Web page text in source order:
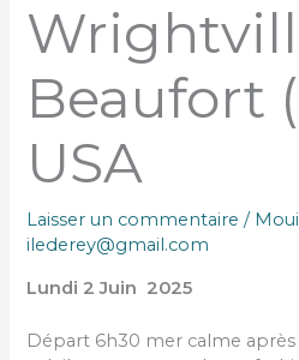
Beaufort
USA
Laisser un commentaire /
ilederey@gmail.com
Lundi 2 Juin 2025
Départ 6h30 mer calme après